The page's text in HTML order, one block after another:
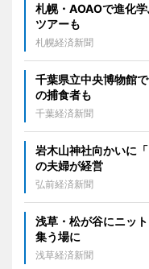
札幌・AOAOで進化
ツアーも
札幌経済新聞
千葉県立中央博物館
の捕食者も
千葉経済新聞
岩木山神社向かいに
の夫婦が経営
弘前経済新聞
浅草・松が谷にニッ
集う場に
浅草経済新聞